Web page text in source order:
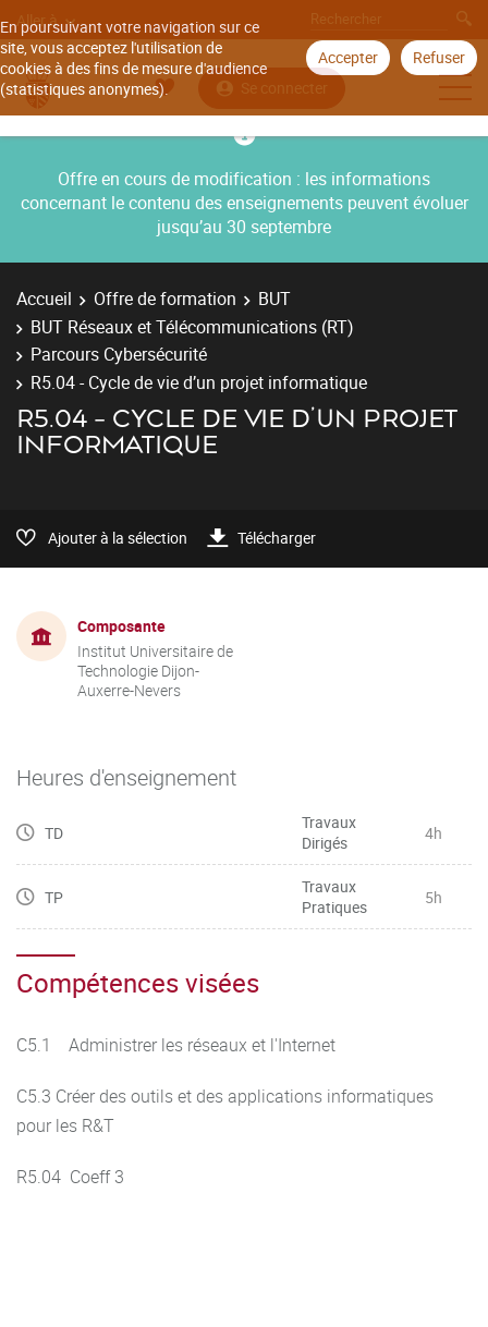
En poursuivant votre navigation sur ce
site, vous acceptez l'utilisation de
cookies à des fins de mesure d'audience
(statistiques anonymes).
Accepter Refuser
Aller à
Se connecter
Offre en cours de modification : les informations
concernant le contenu des enseignements peuvent évoluer
jusqu’au 30 septembre
Accueil Offre de formation
BUT
BUT Réseaux et Télécommunications (RT)
Parcours Cybersécurité
R5.04 - Cycle de vie d’un projet informatique
R5.04 - CYCLE DE VIE D’UN PROJET
INFORMATIQUE
Ajouter à la sélection Télécharger
Composante
Institut Universitaire de
Technologie Dijon-
Auxerre-Nevers
Heures d'enseignement
TD
Travaux
Dirigés
4h
TP
Travaux
Pratiques
5h
Compétences visées
C5.1 Administrer les réseaux et l'Internet
C5.3 Créer des outils et des applications informatiques
pour les R&T
R5.04 Coeff 3